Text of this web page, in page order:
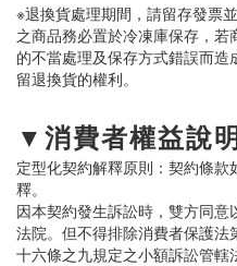
※退換貨處理期間，請留存發票
之商品務必置於冷凍庫保存，
的不當處理及保存方式錯誤而
留退換貨的權利。
▼消費者權益說
定型化契約解釋原則：契約條
釋。
因本契約發生訴訟時，雙方同
法院。但不得排除消費者保護
十六條之九規定之小額訴訟管轄